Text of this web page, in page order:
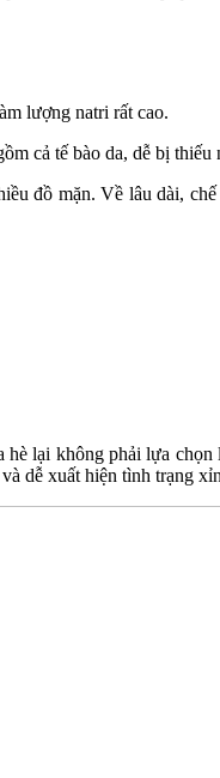
lượng natri rất cao.
cả tế bào da, dễ bị
đồ mặn. Về lâu dài,
lại không phải lựa
dễ xuất hiện tình trạng